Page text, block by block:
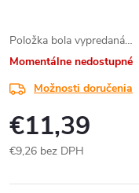
Položka bola vypredaná…
Momentálne nedostupné
Možnosti doručenia
€11,39
€9,26 bez DPH
cena: